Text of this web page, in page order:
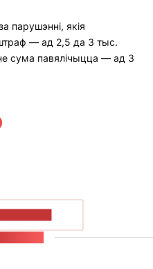
парушэнні, якія
— ад 2,5 да 3 тыс.
сума павялічыцца — ад 3